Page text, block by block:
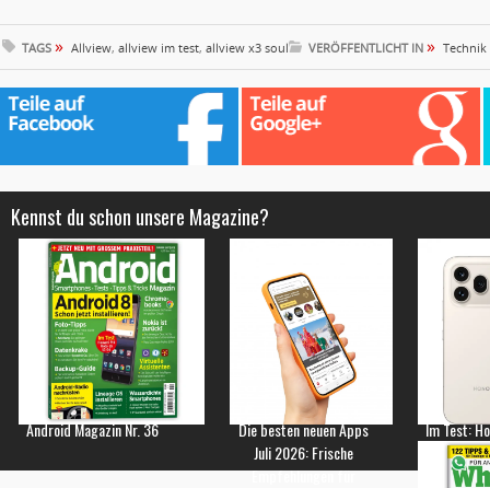
TAGS » Allview, allview im test, allview x3 soul VERÖFFENTLICHT IN » Technik
Kennst du schon unsere Magazine?
Android Magazin Nr. 36
Die besten neuen Apps
Juli 2026: Frische
Empfehlungen für
Im Test: